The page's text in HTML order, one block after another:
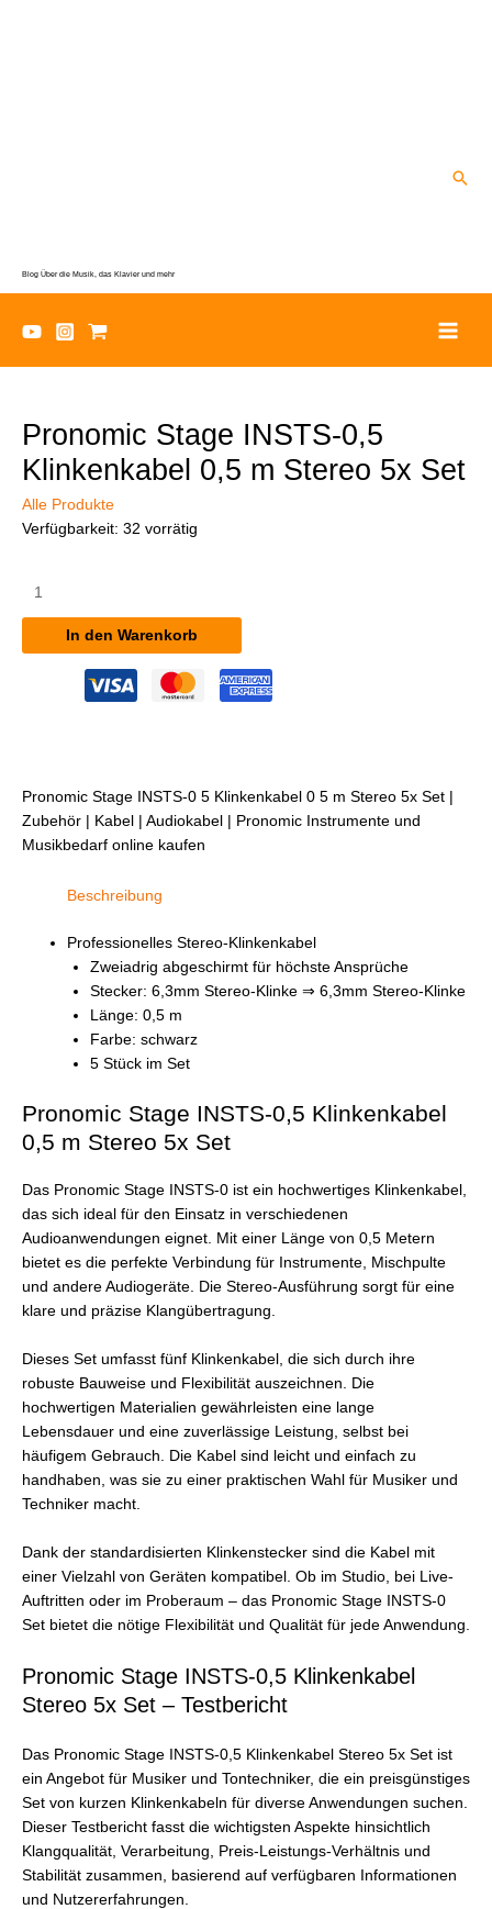
Blog Über die Musik, das Klavier und mehr
Pronomic Stage INSTS-0,5
Klinkenkabel 0,5 m Stereo 5x Set
Alle Produkte
Verfügbarkeit: 32 vorrätig
Stage
INSTS-
0,5
Klinkenkabel
Set
Menge
In den Warenkorb
Pronomic Stage INSTS-0 5 Klinkenkabel 0 5 m Stereo 5x Set |
Zubehör | Kabel | Audiokabel | Pronomic Instrumente und
Musikbedarf online kaufen
Beschreibung
Professionelles Stereo-Klinkenkabel
Zweiadrig abgeschirmt für höchste Ansprüche
Stecker: 6,3mm Stereo-Klinke ⇒ 6,3mm Stereo-Klinke
Länge: 0,5 m
Farbe: schwarz
5 Stück im Set
Pronomic Stage INSTS-0,5 Klinkenkabel
0,5 m Stereo 5x Set
Das Pronomic Stage INSTS-0 ist ein hochwertiges Klinkenkabel,
das sich ideal für den Einsatz in verschiedenen
Audioanwendungen eignet. Mit einer Länge von 0,5 Metern
bietet es die perfekte Verbindung für Instrumente, Mischpulte
und andere Audiogeräte. Die Stereo-Ausführung sorgt für eine
klare und präzise Klangübertragung.
Dieses Set umfasst fünf Klinkenkabel, die sich durch ihre
robuste Bauweise und Flexibilität auszeichnen. Die
hochwertigen Materialien gewährleisten eine lange
Lebensdauer und eine zuverlässige Leistung, selbst bei
häufigem Gebrauch. Die Kabel sind leicht und einfach zu
handhaben, was sie zu einer praktischen Wahl für Musiker und
Techniker macht.
Dank der standardisierten Klinkenstecker sind die Kabel mit
einer Vielzahl von Geräten kompatibel. Ob im Studio, bei Live-
Auftritten oder im Proberaum – das Pronomic Stage INSTS-0
Set bietet die nötige Flexibilität und Qualität für jede Anwendung.
Pronomic Stage INSTS-0,5 Klinkenkabel
Stereo 5x Set – Testbericht
Das Pronomic Stage INSTS-0,5 Klinkenkabel Stereo 5x Set ist
ein Angebot für Musiker und Tontechniker, die ein preisgünstiges
Set von kurzen Klinkenkabeln für diverse Anwendungen suchen.
Dieser Testbericht fasst die wichtigsten Aspekte hinsichtlich
Klangqualität, Verarbeitung, Preis-Leistungs-Verhältnis und
Stabilität zusammen, basierend auf verfügbaren Informationen
und Nutzererfahrungen.